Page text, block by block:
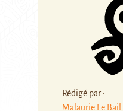
Rédigé par :
Malaurie Le Bail